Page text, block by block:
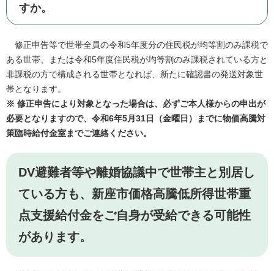
すか。
修正申告等で世帯全員の令和5年度分の住民税が均等割のみ課税で
ある世帯​、または令和5年度住民税が均等割のみ課税されている方と
非課税の方で構成される世帯となれば、新たに確認書の発送対象世
帯となります。
※ 修正申告により対象となった場合は、必ずご本人様からの申出が
必要となりますので、令和6年5月31日（金曜日）までに物価高騰対
策臨時給付金室までご連絡ください。
DV避難者等や離婚協議中で世帯主と別居し
ている方も、新座市価格高騰低所得世帯重
点支援給付金をご自身が受給できる可能性
があります。